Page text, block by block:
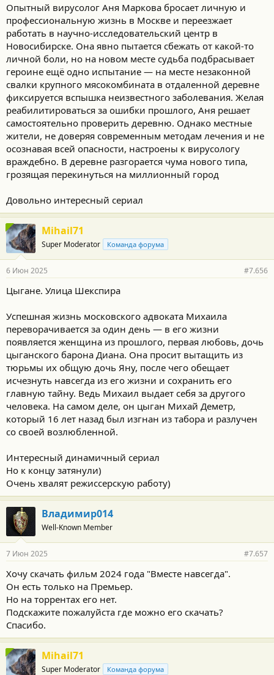
Опытный вирусолог Аня Маркова бросает личную и
профессиональную жизнь в Москве и переезжает
работать в научно-исследовательский центр в
Новосибирске. Она явно пытается сбежать от какой-то
личной боли, но на новом месте судьба подбрасывает
героине ещё одно испытание — на месте незаконной
свалки крупного мясокомбината в отдаленной деревне
фиксируется вспышка неизвестного заболевания. Желая
реабилитироваться за ошибки прошлого, Аня решает
самостоятельно проверить деревню. Однако местные
жители, не доверяя современным методам лечения и не
осознавая всей опасности, настроены к вирусологу
враждебно. В деревне разгорается чума нового типа,
грозящая перекинуться на миллионный город
Довольно интересный сериал
Mihail71
Super Moderator Команда форума
6 Июн 2025 #7.656
Цыгане. Улица Шекспира
Успешная жизнь московского адвоката Михаила
переворачивается за один день — в его жизни
появляется женщина из прошлого, первая любовь, дочь
цыганского барона Диана. Она просит вытащить из
тюрьмы их общую дочь Яну, после чего обещает
исчезнуть навсегда из его жизни и сохранить его
главную тайну. Ведь Михаил выдает себя за другого
человека. На самом деле, он цыган Михай Деметр,
который 16 лет назад был изгнан из табора и разлучен
со своей возлюбленной.
Интересный динамичный сериал
Но к концу затянули)
Очень хвалят режиссерскую работу)
Владимир014
Well-Known Member
7 Июн 2025 #7.657
Хочу скачать фильм 2024 года "Вместе навсегда".
Он есть только на Премьер.
Но на торрентах его нет.
Подскажите пожалуйста где можно его скачать?
Спасибо.
Mihail71
Super Moderator Команда форума